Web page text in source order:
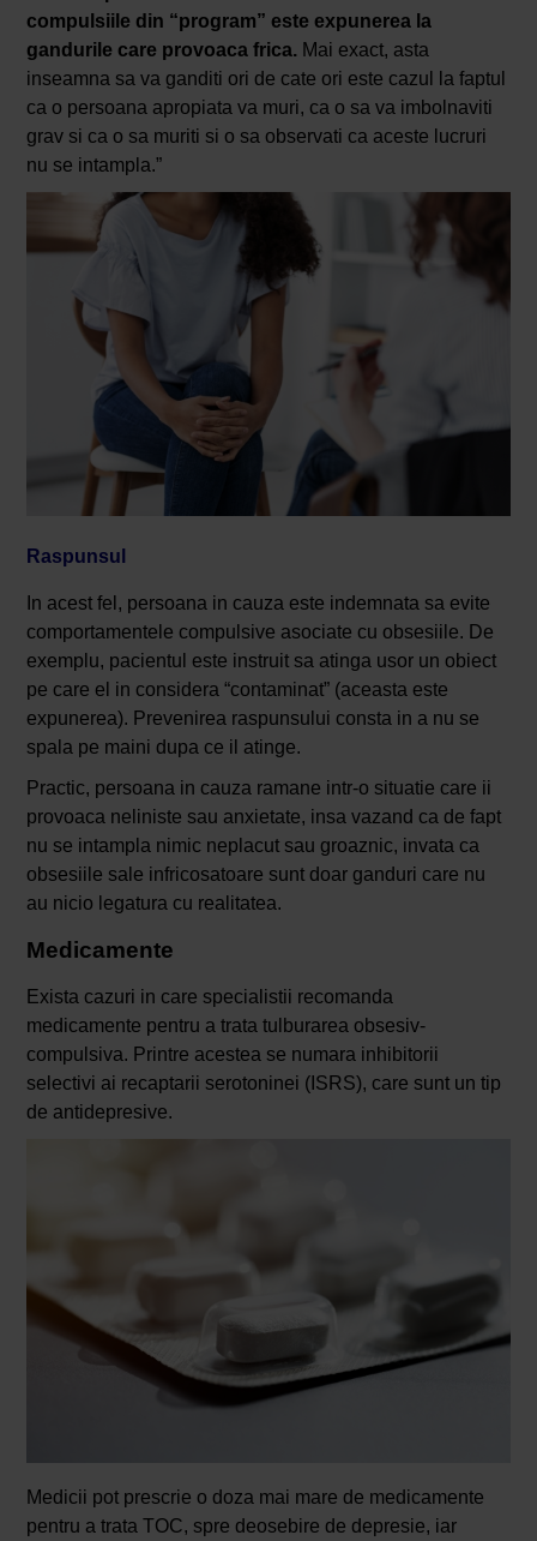
compulsiile din “program” este expunerea la
gandurile care provoaca frica. Mai exact, asta
inseamna sa va ganditi ori de cate ori este cazul la faptul
ca o persoana apropiata va muri, ca o sa va imbolnaviti
grav si ca o sa muriti si o sa observati ca aceste lucruri
nu se intampla.”
Raspunsul
In acest fel, persoana in cauza este indemnata sa evite
comportamentele compulsive asociate cu obsesiile. De
exemplu, pacientul este instruit sa atinga usor un obiect
pe care el in considera “contaminat” (aceasta este
expunerea). Prevenirea raspunsului consta in a nu se
spala pe maini dupa ce il atinge.
Practic, persoana in cauza ramane intr-o situatie care ii
provoaca neliniste sau anxietate, insa vazand ca de fapt
nu se intampla nimic neplacut sau groaznic, invata ca
obsesiile sale infricosatoare sunt doar ganduri care nu
au nicio legatura cu realitatea.
Medicamente
Exista cazuri in care specialistii recomanda
medicamente pentru a trata tulburarea obsesiv-
compulsiva. Printre acestea se numara inhibitorii
selectivi ai recaptarii serotoninei (ISRS), care sunt un tip
de antidepresive.
Medicii pot prescrie o doza mai mare de medicamente
pentru a trata TOC, spre deosebire de depresie, iar